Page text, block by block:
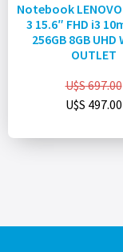
Notebook
3 15.6″ FHD i3
256GB 8GB UHD
OUTLET
U$S697.00
U$S 497.00